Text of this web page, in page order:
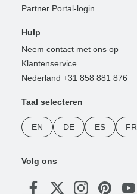
Partner Portal-login
Hulp
Neem contact met ons op
Klantenservice
Nederland +31 858 881 876
Taal selecteren
EN DE ES FR
Volg ons